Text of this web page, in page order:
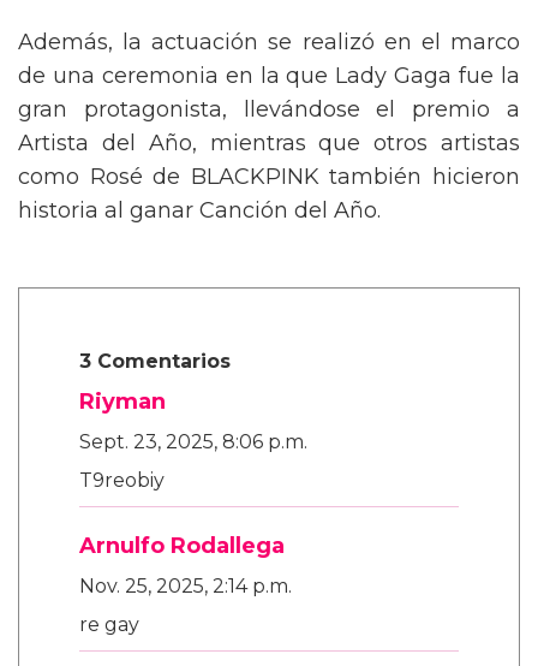
Además, la actuación se realizó en el marco
de una ceremonia en la que Lady Gaga fue la
gran protagonista, llevándose el premio a
Artista del Año, mientras que otros artistas
como Rosé de BLACKPINK también hicieron
historia al ganar Canción del Año.
3 Comentarios
Riyman
Sept. 23, 2025, 8:06 p.m.
T9reobiy
Arnulfo Rodallega
Nov. 25, 2025, 2:14 p.m.
re gay